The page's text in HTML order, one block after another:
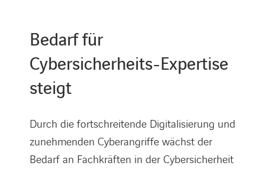
Bedarf für
Cybersicherheits-Expertise
steigt
Durch die fortschreitende Digitalisierung und
zunehmenden Cyberangriffe wächst der
Bedarf an Fachkräften in der Cybersicherheit